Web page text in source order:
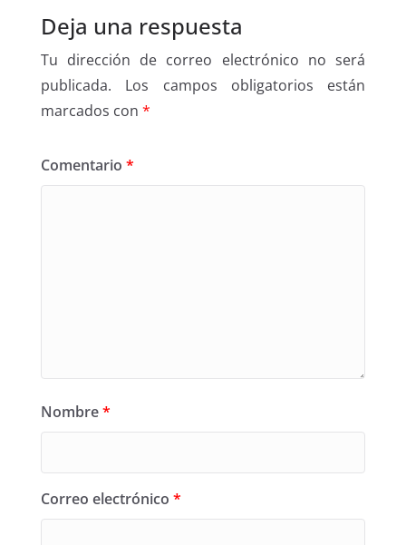
Deja una respuesta
Tu dirección de correo electrónico no será
publicada.
Los campos obligatorios están
marcados con *
Comentario *
Nombre*
Correo electrónico *